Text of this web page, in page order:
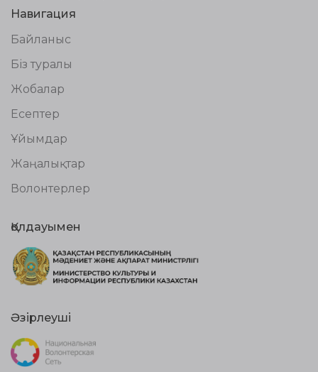
Навигация
Байланыс
Біз туралы
Жобалар
Есептер
Ұйымдар
Жаңалықтар
Волонтерлер
Қолдауымен
Әзірлеуші